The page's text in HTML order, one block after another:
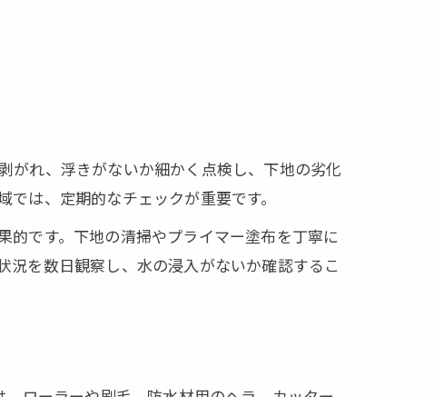
がれ、浮きがないか細かく点検し、下地の劣化
は、定期的なチェックが重要です。
です。下地の清掃やプライマー塗布を丁寧に
を数日観察し、水の浸入がないか確認するこ